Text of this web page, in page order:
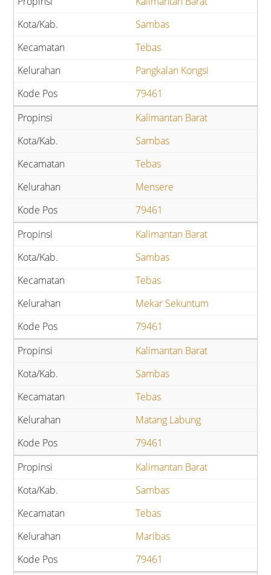
Sambas
Tebas
Pangkalan Kongsi
79461
Kalimantan Barat
Sambas
Tebas
Mensere
79461
Kalimantan Barat
Sambas
Tebas
Mekar Sekuntum
79461
Kalimantan Barat
Sambas
Tebas
Matang Labung
79461
Kalimantan Barat
Sambas
Tebas
Maribas
79461